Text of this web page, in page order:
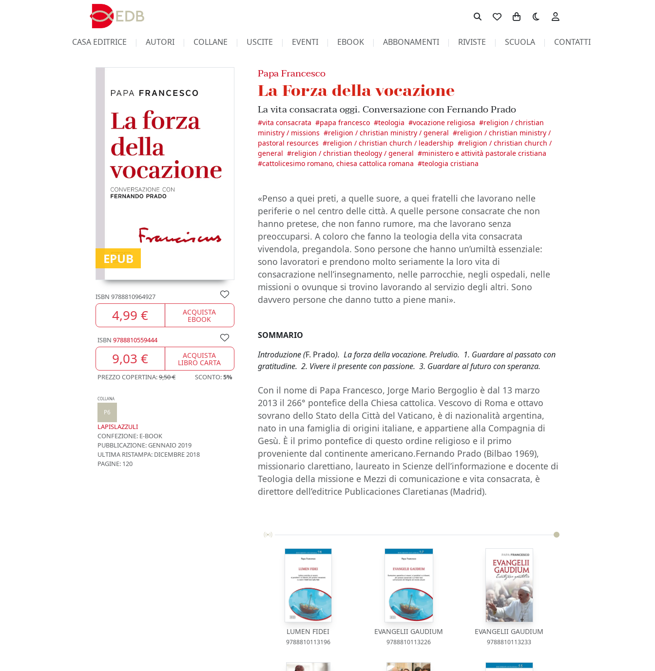
Toggle theme
CASA EDITRICE AUTORI COLLANE USCITE EVENTI EBOOK ABBONAMENTI RIVISTE SCUOLA CONTATTI
EPUB
ISBN 9788810964927
4,99 € ACQUISTA
EBOOK
ISBN 9788810559444
9,03 € ACQUISTA
LIBRO CARTA
PREZZO COPERTINA:9,50 € SCONTO:5%
COLLANA
P6
LAPISLAZZULI
CONFEZIONE: E-BOOK
PUBBLICAZIONE:GENNAIO 2019
ULTIMA RISTAMPA: DICEMBRE 2018
PAGINE: 120
Papa Francesco
La Forza della vocazione
La vita consacrata oggi. Conversazione con Fernando Prado
#vita consacrata #papa francesco #teologia #vocazione religiosa #religion / christian
ministry / missions #religion / christian ministry / general #religion / christian ministry /
pastoral resources #religion / christian church / leadership #religion / christian church /
general #religion / christian theology / general #ministero e attività pastorale cristiana
#cattolicesimo romano, chiesa cattolica romana #teologia cristiana
«Penso a quei preti, a quelle suore, a quei fratelli che lavorano nelle
periferie o nel centro delle città. A quelle persone consacrate che non
hanno pretese, che non fanno rumore, ma che lavorano senza
preoccuparsi. A coloro che fanno la teologia della vita consacrata
vivendola, pregandola. Sono persone che hanno un’umiltà essenziale:
sono lavoratori e prendono molto seriamente la loro vita di
consacrazione nell’insegnamento, nelle parrocchie, negli ospedali, nelle
missioni o ovunque si trovino lavorando al servizio degli altri. Sono
davvero persone che danno tutto a piene mani».
SOMMARIO
Introduzione (F. Prado). La forza della vocazione. Preludio. 1. Guardare al passato con
gratitudine. 2. Vivere il presente con passione. 3. Guardare al futuro con speranza.
Con il nome di Papa Francesco, Jorge Mario Bergoglio è dal 13 marzo
2013 il 266° pontefice della Chiesa cattolica. Vescovo di Roma e ottavo
sovrano dello Stato della Città del Vaticano, è di nazionalità argentina,
nato in una famiglia di origini italiane, e appartiene alla Compagnia di
Gesù. È il primo pontefice di questo ordine religioso e il primo
proveniente dal continente americano.Fernando Prado (Bilbao 1969),
missionario clarettiano, laureato in Scienze dell’informazione e docente di
Teologia della missione e Mezzi di comunicazione e vita consacrata, è
direttore dell’editrice Publicaciones Claretianas (Madrid).
LUMEN FIDEI
9788810113196
EVANGELII GAUDIUM
9788810113226
EVANGELII GAUDIUM
9788810113233